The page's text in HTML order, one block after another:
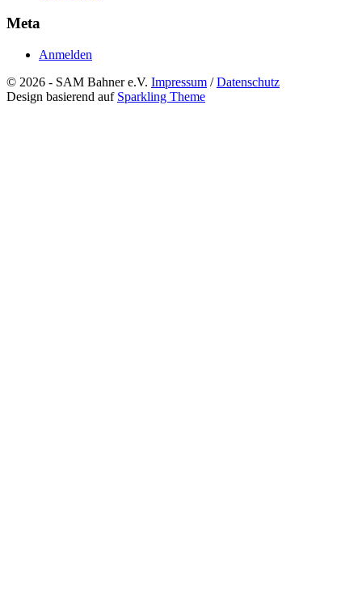
Meta
Anmelden
© 2026 - SAM Bahner e.V. Impressum /Datenschutz
Design basierend auf Sparkling Theme